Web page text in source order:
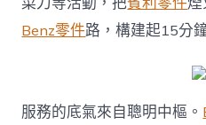
Benz零件路，構建起15分
服務的底氣來自聰明中樞。